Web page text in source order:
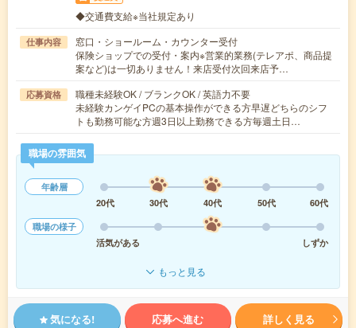
◆交通費支給※当社規定あり
仕事内容
窓口・ショールーム・カウンター受付
保険ショップでの受付・案内※営業的業務(テレアポ、商品提
案など)は一切ありません！来店受付次回来店予…
応募資格
職種未経験OK / ブランクOK / 英語力不要
未経験カンゲイPCの基本操作ができる方早遅どちらのシフ
トも勤務可能な方週3日以上勤務できる方毎週土日…
職場の雰囲気
年齢層
20代
30代 40代 50代
60代
職場の様子
活気がある
しずか
もっと見る
気になる! 応募へ進む 詳しく見る